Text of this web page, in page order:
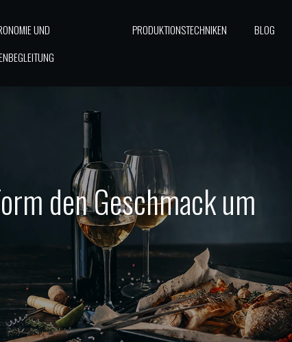
UND
PRODUKTIONSTECHNIKEN BLOG
den Geschmack um